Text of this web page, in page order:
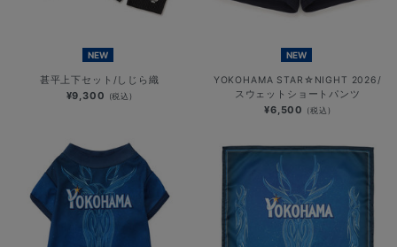
NEW
甚平上下セット/しじら織
¥9,300 (税込)
NEW
YOKOHAMA STAR☆NIGHT 2026/
スウェットショートパンツ
¥6,500 (税込)